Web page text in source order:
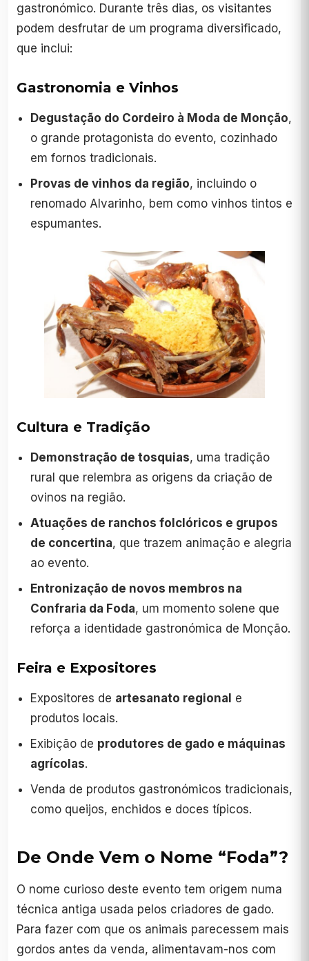
gastronómico. Durante três dias, os visitantes
podem desfrutar de um programa diversificado,
que inclui:
Gastronomia e Vinhos
Degustação do Cordeiro à Moda de Monção,
o grande protagonista do evento, cozinhado
em fornos tradicionais.
Provas de vinhos da região, incluindo o
renomado Alvarinho, bem como vinhos tintos e
espumantes.
Cultura e Tradição
Demonstração de tosquias, uma tradição
rural que relembra as origens da criação de
ovinos na região.
Atuações de ranchos folclóricos e grupos
de concertina, que trazem animação e alegria
ao evento.
Entronização de novos membros na
Confraria da Foda, um momento solene que
reforça a identidade gastronómica de Monção.
Feira e Expositores
Expositores de artesanato regional e
produtos locais.
Exibição de produtores de gado e máquinas
agrícolas.
Venda de produtos gastronómicos tradicionais,
como queijos, enchidos e doces típicos.
De Onde Vem o Nome “Foda”?
O nome curioso deste evento tem origem numa
técnica antiga usada pelos criadores de gado.
Para fazer com que os animais parecessem mais
gordos antes da venda, alimentavam-nos com